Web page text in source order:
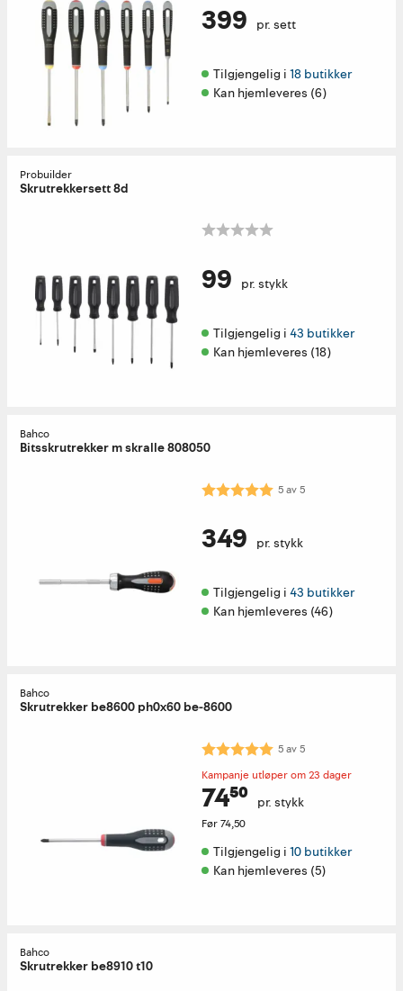
399 pr. sett
Tilgjengelig i 18 butikker
Kan hjemleveres (6)
Probuilder
Skrutrekkersett 8d
99 pr. stykk
Tilgjengelig i 43 butikker
Kan hjemleveres (18)
Bahco
Bitsskrutrekker m skralle 808050
Karakter: 5.0 av 5 mulige
5av5
349 pr. stykk
Tilgjengelig i 43 butikker
Kan hjemleveres (46)
Bahco
Skrutrekker be8600 ph0x60 be-8600
Karakter: 5.0 av 5 mulige
5av5
Kampanje utløper om 23 dager
74⁵⁰ pr. stykk
Før74,50
Tilgjengelig i 10 butikker
Kan hjemleveres (5)
Bahco
Skrutrekker be8910 t10